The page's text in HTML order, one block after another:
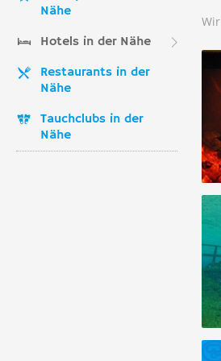
Nähe
Hotels in der Nähe
Restaurants in der
Nähe
Tauchclubs in der
Nähe